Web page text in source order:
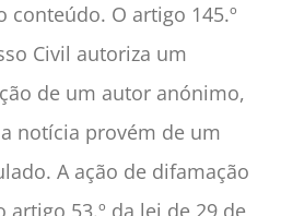
conteúdo. O artigo 145.º
Civil autoriza um
de um autor anónimo,
notícia provém de um
A ação de difamação